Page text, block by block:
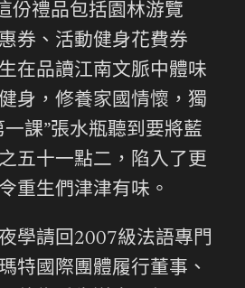
份禮品包括園林游覽
券、活動健身花費券
在品讀江南文脈中體味
身，修養家國情懷，獨
課”張水瓶聽到要將藍
五十一點二，陷入了更
重生們津津有味。
學請回2007級法語專門
特國際團體履行董事、